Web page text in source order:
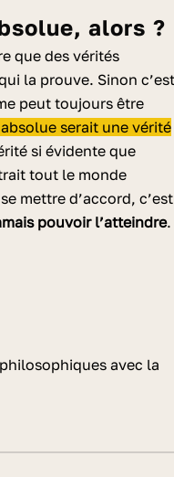
alors ?
que des vérités
la prouve. Sinon
peut toujours être
serait une vérité
si évidente que
tout le monde
mettre d’accord, c’est
pouvoir l’atteindre.
avec la